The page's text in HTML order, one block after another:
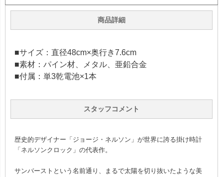
商品詳細
■サイズ：直径48cm×奥行き7.6cm
■素材：パイン材、メタル、亜鉛合金
■付属：単3乾電池×1本
スタッフコメント
歴史的デザイナー「ジョージ・ネルソン」が世界に誇る掛け時計
「ネルソンクロック」の代表作。
サンバーストという名前通り、まるで太陽を切り抜いたような美